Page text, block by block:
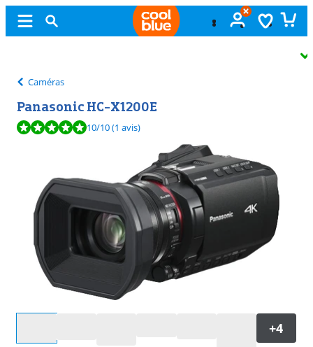
Caméras
Panasonic HC-X1200E
La note est de 10 sur 10, basée sur 1 avis.
10/10(1 avis)